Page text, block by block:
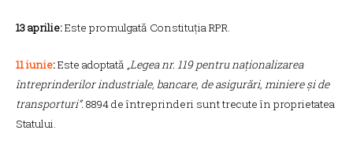
13 aprilie:Este promulgată Constituția RPR.
11 iunie:Este adoptată „Legea nr. 119 pentru naționalizarea
întreprinderilor industriale, bancare, de asigurări, miniere și de
transporturi”. 8894 de întreprinderi sunt trecute în proprietatea
Statului.